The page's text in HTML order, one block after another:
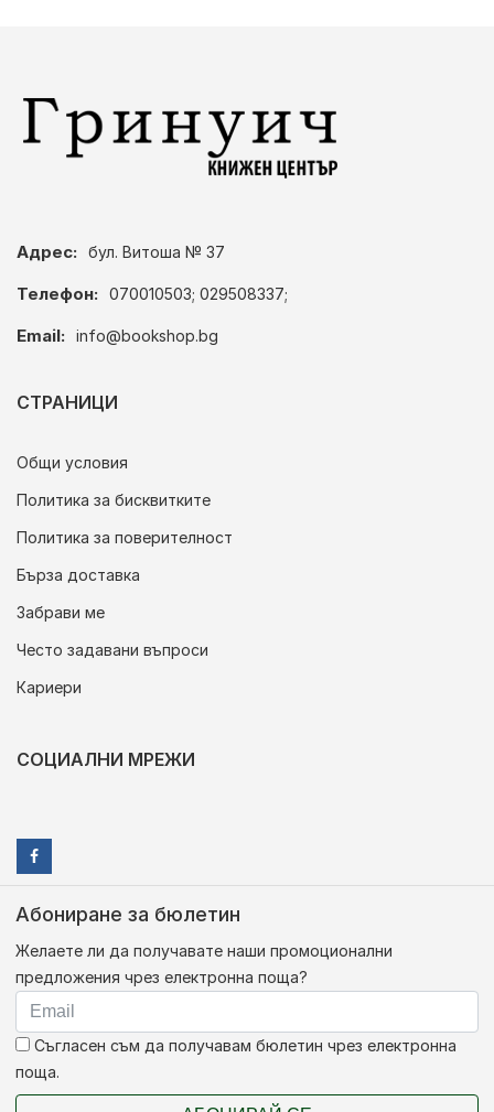
Адрес: бул. Витоша № 37
Телефон: 070010503; 029508337;
Email: info@bookshop.bg
СТРАНИЦИ
Общи условия
Политика за бисквитките
Политика за поверителност
Бърза доставка
Забрави ме
Често задавани въпроси
Кариери
СОЦИАЛНИ МРЕЖИ
Абониране за бюлетин
Желаете ли да получавате наши промоционални
предложения чрез електронна поща?
Съгласен съм да получавам бюлетин чрез електронна
поща.